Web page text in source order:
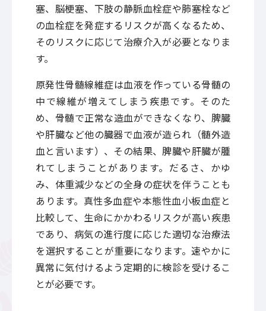
塞、脳梗塞、下肢の静脈血栓症や肺塞栓など
の血栓症を発症するリスクが高くなるため、
そのリスクに応じて治療介入が必要となりま
す。
原発性骨髄線維症は血液を作っている骨髄の
中で線維が増えてしまう疾患です。そのた
め、骨髄で正常な造血ができなくなり、脾臓
や肝臓など他の臓器で血液が造られ（髄外造
血と言います）、その結果、脾臓や肝臓が腫
れてしまうことがあります。だるさ、かゆ
み、体重減少などの全身の症状を伴うことも
あります。真性多血症や本態性血小板血症と
比較して、生命にかかわるリスクが高い疾患
であり、病気の進行度に応じた適切な治療法
を選択することが重要になります。速やかに
異常に気付けるよう定期的に検診を受けるこ
とが必要です。